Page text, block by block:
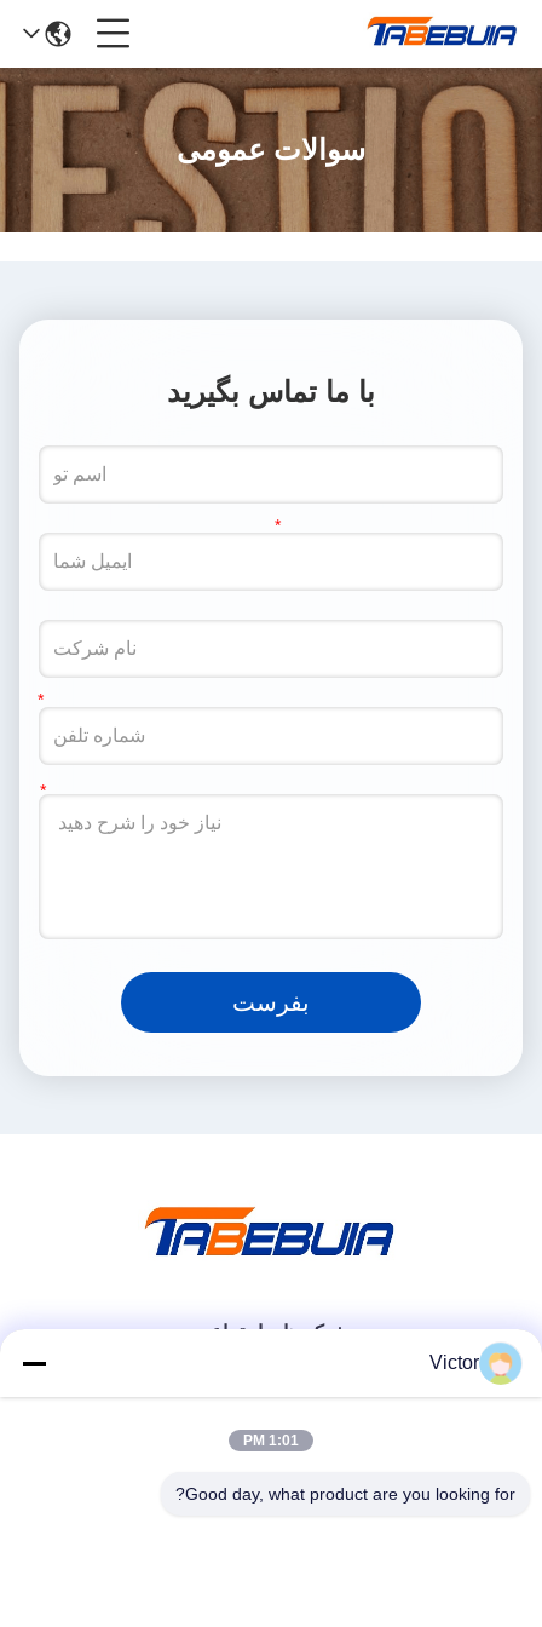
سوالات عمومی
با ما تماس بگیرید
بفرست
شبکه های اجتماعی
تماس سریع
تلفن
Victor
1:01 PM
Good day, what product are you looking for?